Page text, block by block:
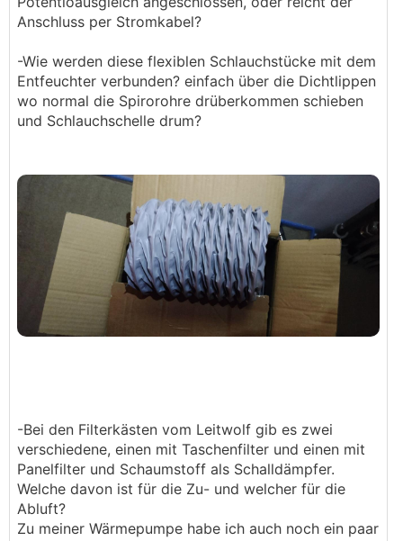
Ich dachte erst die sind als Dichtung hinter dem
Kasten gedacht, allerdings sind die Öffnungen dafür
zu klein.
Weiß jemand wozu die gut sind?
ein, mit Fensterschaum?
LG
Anschluss per Stromkabel?
-Wie werden diese flexiblen Schlauchstücke mit dem
Entfeuchter verbunden? einfach über die Dichtlippen
wo normal die Spirorohre drüberkommen schieben
und Schlauchschelle drum?
-Bei den Filterkästen vom Leitwolf gib es zwei
verschiedene, einen mit Taschenfilter und einen mit
Panelfilter und Schaumstoff als Schalldämpfer.
Welche davon ist für die Zu- und welcher für die
Abluft?
Zu meiner Wärmepumpe habe ich auch noch ein paar